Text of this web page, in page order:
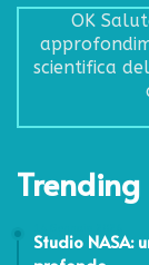
OK
scientifica
Trending
Studio NASA: